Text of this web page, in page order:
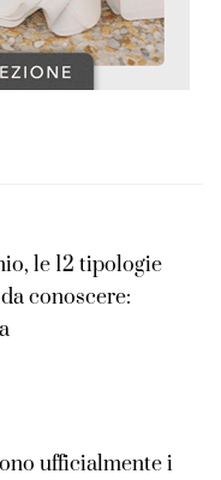
le 12 tipologie
conoscere:
ufficialmente i